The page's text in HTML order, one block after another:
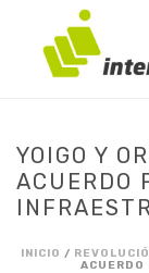
YOIGO Y
ACUERDO
INICIO /
ACUERDO